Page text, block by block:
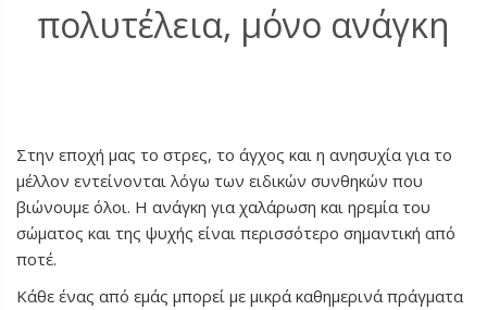
πολυτέλεια, μόνο ανάγκη
Στην εποχή μας το στρες, το άγχος και η ανησυχία για το
μέλλον εντείνονται λόγω των ειδικών συνθηκών που
βιώνουμε όλοι. Η ανάγκη για χαλάρωση και ηρεμία του
σώματος και της ψυχής είναι περισσότερο σημαντική από
ποτέ.
Κάθε ένας από εμάς μπορεί με μικρά καθημερινά πράγματα